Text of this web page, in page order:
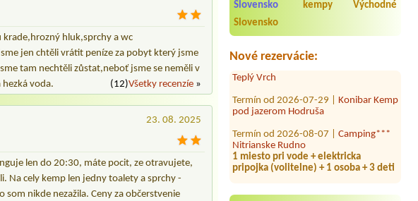
Slovensko
kempy Východné
Slovensko
Nové rezervácie:
Termín od 2026-08-05 |
Kemp Ormet
Teplý Vrch
2 miesta pre stany, 8 osôb, 2 auta
Termín od 2026-08-03 |
pod jazerom Hodruša
Nitrianske Rudno
1 miesto pri vode + elektricka
pripojka (volitelne) + 1 osoba + 3 deti
krade,hrozný hluk,sprchy a wc
jen chtěli vrátit peníze za pobyt který jsme
tam nechtěli zůstat,neboť jsme se neměli v
hezká voda.
(12)Všetky recenzíe»
23. 08. 2025
len do 20:30, máte pocit, ze otravujete,
Na cely kemp len jedny toalety a sprchy -
nikde nezažila. Ceny za občerstvenie